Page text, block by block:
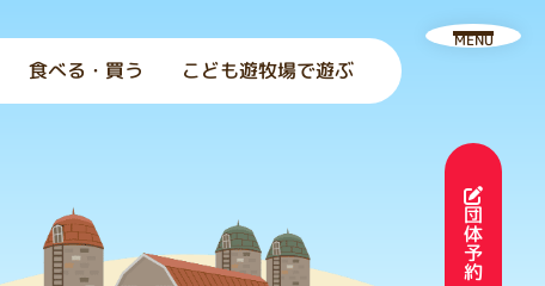
食べる・買う こども遊牧場で遊ぶ
MENU
団
体
予
約